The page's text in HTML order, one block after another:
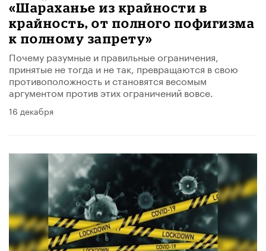
«Шараханье из крайности в
крайность, от полного пофигизма
к полному запрету»
Почему разумные и правильные ограничения,
принятые не тогда и не так, превращаются в свою
противоположность и становятся весомым
аргументом против этих ограничений вовсе.
16 декабря